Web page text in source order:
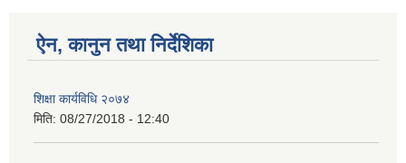
ऐन, कानुन तथा निर्देशिका
शिक्षा कार्यविधि २०७४
मिति: 08/27/2018 - 12:40